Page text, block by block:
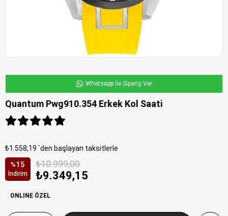
Whatsapp ile Sipariş Ver
Quantum Pwg910.354 Erkek Kol Saati
₺1.558,19 `den başlayan taksitlerle
%15
İndirim
₺10.999,00
₺9.349,15
ONLINE ÖZEL